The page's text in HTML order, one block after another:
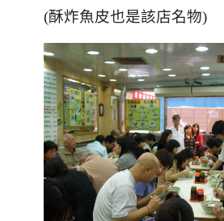
(酥炸魚皮也是該店名物)